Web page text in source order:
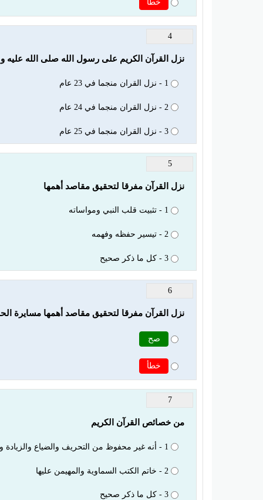
خطأ
4
نزل القرآن الكريم على رسول الله صلى الله عليه
1 - نزل القران منجما في 23 عام
2 - نزل القران منجما في 24 عام
3 - نزل القران منجما في 25 عام
5
نزل القرآن مفرقا لتحقيق مقاصد أهمها
1 - تثبيت قلب النبي ومواساته
2 - تيسير حفظه وفهمه
3 - كل ما ذكر صحيح
6
نزل القرآن مفرقا لتحقيق مقاصد أهمها مسايرة
صح
خطأ
7
من خصائص القرآن الكريم
1 - أنه غير محفوظ من التحريف والضياع والزيادة والنقصان
2 - خاتم الكتب السماوية والمهيمن عليها
3 - كل ما ذكر صحيح